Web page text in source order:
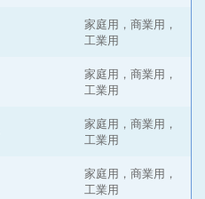
家庭用，商業用，
工業用
家庭用，商業用，
工業用
家庭用，商業用，
工業用
家庭用，商業用，
工業用